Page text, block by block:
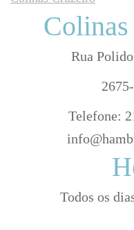
Rua
Telefone:
Todos os